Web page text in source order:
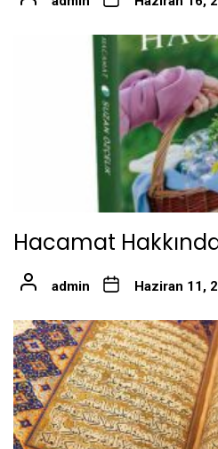
Hacamat
admin Haziran 11,